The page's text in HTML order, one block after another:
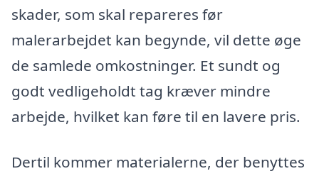
skader, som skal repareres før
malerarbejdet kan begynde, vil dette øge
de samlede omkostninger. Et sundt og
godt vedligeholdt tag kræver mindre
arbejde, hvilket kan føre til en lavere pris.
Dertil kommer materialerne, der benyttes